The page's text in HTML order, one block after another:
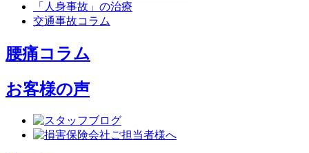
「人身事故」の治療
交通事故コラム
腰痛コラム
お客様の声